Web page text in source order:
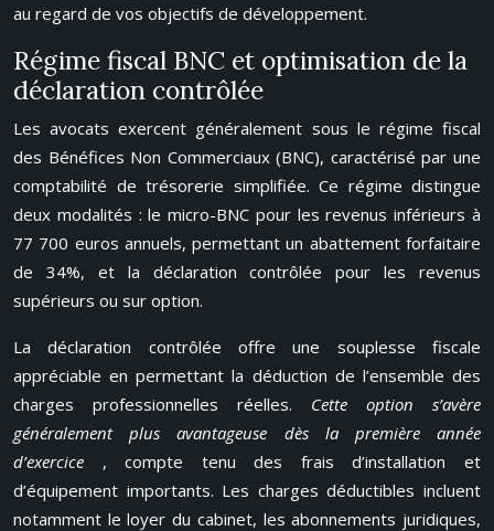
au regard de vos objectifs de développement.
Régime fiscal BNC et optimisation de la
déclaration contrôlée
Les avocats exercent généralement sous le régime fiscal
des Bénéfices Non Commerciaux (BNC), caractérisé par une
comptabilité de trésorerie simplifiée. Ce régime distingue
deux modalités : le micro-BNC pour les revenus inférieurs à
77 700 euros annuels, permettant un abattement forfaitaire
de 34%, et la déclaration contrôlée pour les revenus
supérieurs ou sur option.
La déclaration contrôlée offre une souplesse fiscale
appréciable en permettant la déduction de l’ensemble des
charges professionnelles réelles. Cette option s’avère
généralement plus avantageuse dès la première année
d’exercice , compte tenu des frais d’installation et
d’équipement importants. Les charges déductibles incluent
notamment le loyer du cabinet, les abonnements juridiques,